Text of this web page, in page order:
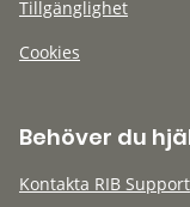
Tillgänglighet
Cookies
Behöver du
Kontakta RIB Support